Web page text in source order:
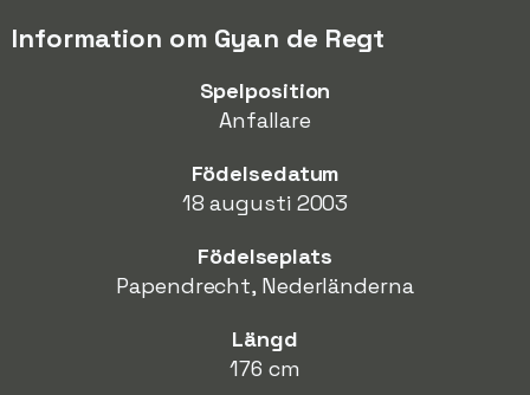
Information om Gyan de Regt
Spelposition
Anfallare
Födelsedatum
18 augusti 2003
Födelseplats
Papendrecht, Nederländerna
Längd
176 cm